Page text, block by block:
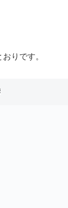
りです。